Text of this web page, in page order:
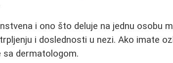
i ono što deluje na jednu osobu
i doslednosti u nezi. Ako imate
sa dermatologom.